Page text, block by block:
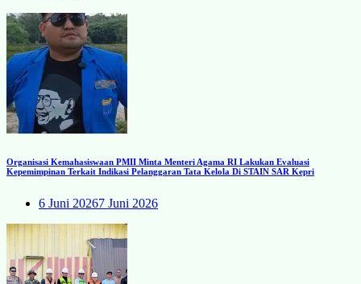
Organisasi Kemahasiswaan PMII Minta Menteri Agama RI Lakukan Evaluasi
Kepemimpinan Terkait Indikasi Pelanggaran Tata Kelola Di STAIN SAR Kepri
6 Juni 20267 Juni 2026